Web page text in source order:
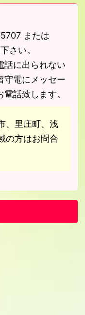
または
さい。
話に出られない
守電にメッセー
話致します。
、里庄町、浅
の方はお問合